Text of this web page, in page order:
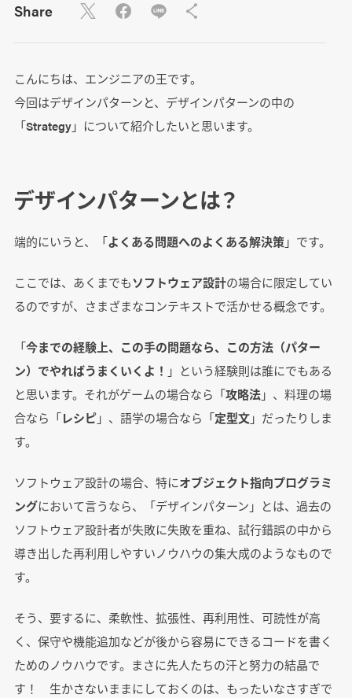
Share
こんにちは、エンジニアの王です。
今回はデザインパターンと、デザインパターンの中の
「Strategy」について紹介したいと思います。
デザインパターンとは？
端的にいうと、「よくある問題へのよくある解決策」です。
ここでは、あくまでもソフトウェア設計の場合に限定してい
るのですが、さまざまなコンテキストで活かせる概念です。
「今までの経験上、この手の問題なら、この方法（パター
ン）でやればうまくいくよ！ 」という経験則は誰にでもある
と思います。それがゲームの場合なら「攻略法」、料理の場
合なら「レシピ」、語学の場合なら「定型文」だったりしま
す。
ソフトウェア設計の場合、特にオブジェクト指向プログラミ
ングにおいて言うなら、「デザインパターン」とは、過去の
ソフトウェア設計者が失敗に失敗を重ね、試行錯誤の中から
導き出した再利用しやすいノウハウの集大成のようなもので
す。
そう、要するに、柔軟性、拡張性、再利用性、可読性が高
く、保守や機能追加などが後から容易にできるコードを書く
ためのノウハウです。まさに先人たちの汗と努力の結晶で
す！ 生かさないままにしておくのは、もったいなさすぎで